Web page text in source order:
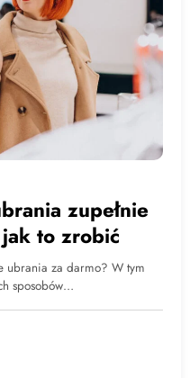
zupełnie
to zrobić
ubrania za darmo? W tym
sposobów…